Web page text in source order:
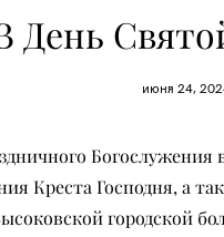
День
июня 24,
Богослужения
Креста Господня, а
городской